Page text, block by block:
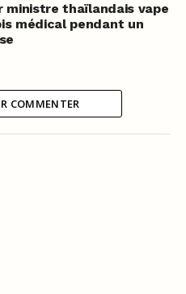
ministre thaïlandais vape
médical pendant un
COMMENTER